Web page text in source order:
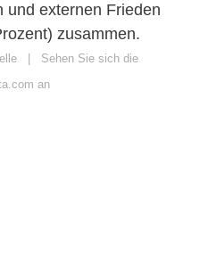
und externen Frieden
zusammen.
Sehen Sie sich die
an